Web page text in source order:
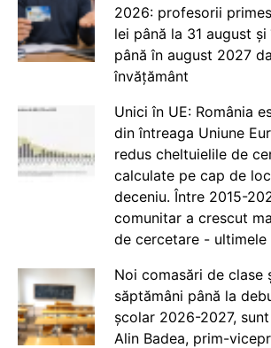
2026: profesorii
lei până la 31 august
până în august 2027
învățământ
Unici în UE: România
din întreaga Uniune
redus cheltuielile de
calculate pe cap de
deceniu. Între 2015-
comunitar a crescut
de cercetare - ultimele
Noi comasări de clase
săptămâni până la
școlar 2026-2027,
Alin Badea, prim-